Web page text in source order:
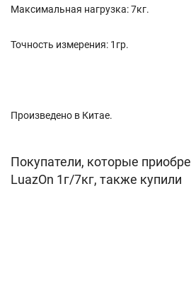
Максимальная нагрузка: 7кг.
Точность измерения: 1гр.
Произведено в Китае.
Покупатели, которые
LuazOn 1г/7кг, также купили